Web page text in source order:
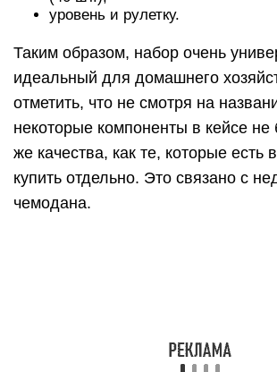
многофункциональный и легкий в
своей цены.
Не хватает, в добавок ко всему,
Рулетка имеет не самый
прослужит долго при не бережной
Есть претензии к сверлам по
приходящим в негодность через
1. Ombra OMT143SL